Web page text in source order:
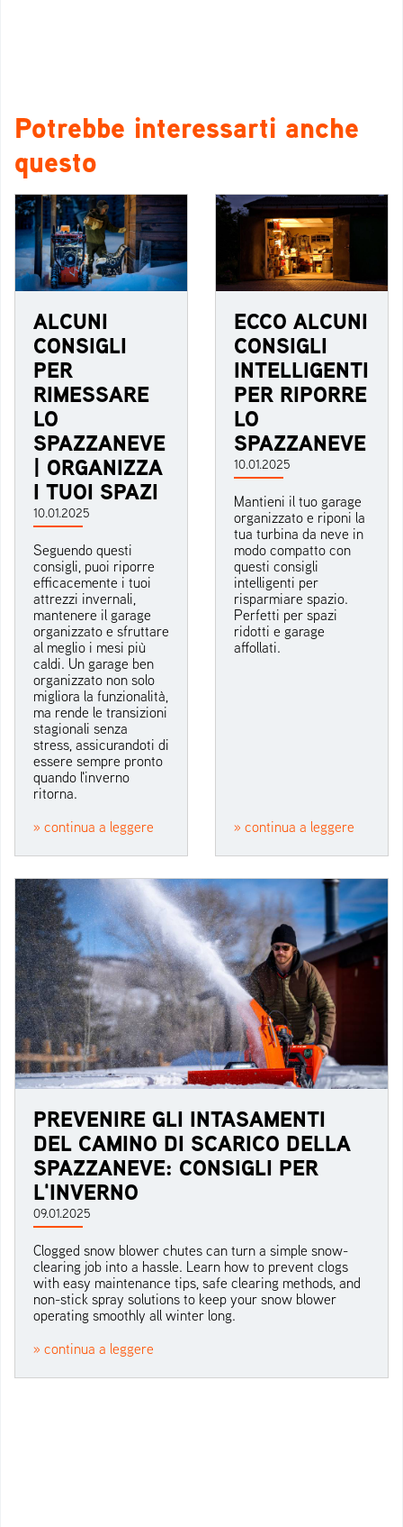
Potrebbe interessarti anche
questo
ALCUNI
CONSIGLI
PER
RIMESSARE
LO
SPAZZANEVE
| ORGANIZZA
I TUOI SPAZI
10.01.2025
Seguendo questi
consigli, puoi riporre
efficacemente i tuoi
attrezzi invernali,
mantenere il garage
organizzato e sfruttare
al meglio i mesi più
caldi. Un garage ben
organizzato non solo
migliora la funzionalità,
ma rende le transizioni
stagionali senza
stress, assicurandoti di
essere sempre pronto
quando l'inverno
ritorna.
» continua a leggere
ECCO ALCUNI
CONSIGLI
INTELLIGENTI
PER RIPORRE
LO
SPAZZANEVE
10.01.2025
Mantieni il tuo garage
organizzato e riponi la
tua turbina da neve in
modo compatto con
questi consigli
intelligenti per
risparmiare spazio.
Perfetti per spazi
ridotti e garage
affollati.
» continua a leggere
PREVENIRE GLI INTASAMENTI
DEL CAMINO DI SCARICO DELLA
SPAZZANEVE: CONSIGLI PER
L'INVERNO
09.01.2025
Clogged snow blower chutes can turn a simple snow-
clearing job into a hassle. Learn how to prevent clogs
with easy maintenance tips, safe clearing methods, and
non-stick spray solutions to keep your snow blower
operating smoothly all winter long.
» continua a leggere